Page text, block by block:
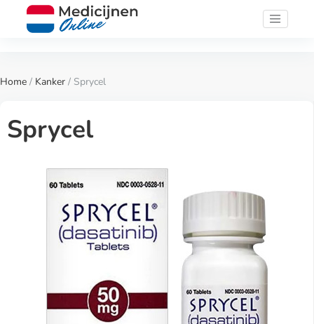
Home / Kanker / Sprycel
Sprycel